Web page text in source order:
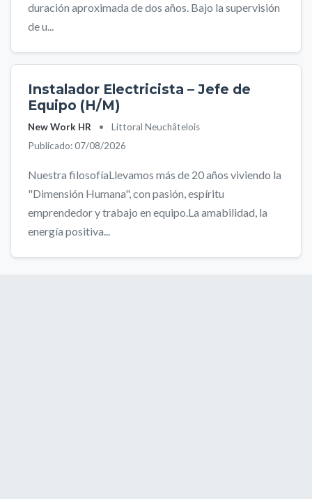
duración aproximada de dos años. Bajo la supervisión
de u...
Instalador Electricista – Jefe de
Equipo (H/M)
New Work HR •
Littoral Neuchâtelois
Publicado: 07/08/2026
Nuestra filosofíaLlevamos más de 20 años viviendo la
"Dimensión Humana", con pasión, espíritu
emprendedor y trabajo en equipo.La amabilidad, la
energía positiva...